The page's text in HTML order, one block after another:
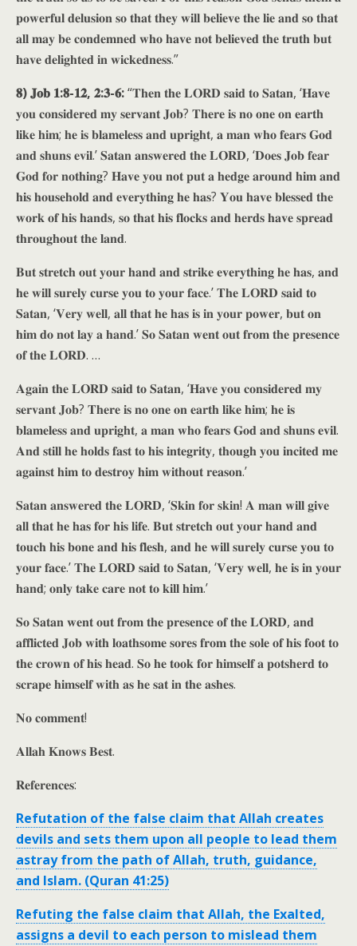
𝐩𝐨𝐰𝐞𝐫𝐟𝐮𝐥 𝐝𝐞𝐥𝐮𝐬𝐢𝐨𝐧 𝐬𝐨 𝐭𝐡𝐚𝐭 𝐭𝐡𝐞𝐲 𝐰𝐢𝐥𝐥 𝐛𝐞𝐥𝐢𝐞𝐯𝐞 𝐭𝐡𝐞 𝐥𝐢𝐞 𝐚𝐧𝐝 𝐬𝐨 𝐭𝐡𝐚𝐭
𝐚𝐥𝐥 𝐦𝐚𝐲 𝐛𝐞 𝐜𝐨𝐧𝐝𝐞𝐦𝐧𝐞𝐝 𝐰𝐡𝐨 𝐡𝐚𝐯𝐞 𝐧𝐨𝐭 𝐛𝐞𝐥𝐢𝐞𝐯𝐞𝐝 𝐭𝐡𝐞 𝐭𝐫𝐮𝐭𝐡 𝐛𝐮𝐭
𝐡𝐚𝐯𝐞 𝐝𝐞𝐥𝐢𝐠𝐡𝐭𝐞𝐝 𝐢𝐧 𝐰𝐢𝐜𝐤𝐞𝐝𝐧𝐞𝐬𝐬.”
𝟖) 𝐉𝐨𝐛 𝟏:𝟖-𝟏𝟐, 𝟐:𝟑-𝟔:“𝐓𝐡𝐞𝐧 𝐭𝐡𝐞 𝐋𝐎𝐑𝐃 𝐬𝐚𝐢𝐝 𝐭𝐨 𝐒𝐚𝐭𝐚𝐧, ‘𝐇𝐚𝐯𝐞
𝐲𝐨𝐮 𝐜𝐨𝐧𝐬𝐢𝐝𝐞𝐫𝐞𝐝 𝐦𝐲 𝐬𝐞𝐫𝐯𝐚𝐧𝐭 𝐉𝐨𝐛? 𝐓𝐡𝐞𝐫𝐞 𝐢𝐬 𝐧𝐨 𝐨𝐧𝐞 𝐨𝐧 𝐞𝐚𝐫𝐭𝐡
𝐥𝐢𝐤𝐞 𝐡𝐢𝐦; 𝐡𝐞 𝐢𝐬 𝐛𝐥𝐚𝐦𝐞𝐥𝐞𝐬𝐬 𝐚𝐧𝐝 𝐮𝐩𝐫𝐢𝐠𝐡𝐭, 𝐚 𝐦𝐚𝐧 𝐰𝐡𝐨 𝐟𝐞𝐚𝐫𝐬 𝐆𝐨𝐝
𝐚𝐧𝐝 𝐬𝐡𝐮𝐧𝐬 𝐞𝐯𝐢𝐥.’ 𝐒𝐚𝐭𝐚𝐧 𝐚𝐧𝐬𝐰𝐞𝐫𝐞𝐝 𝐭𝐡𝐞 𝐋𝐎𝐑𝐃, ‘𝐃𝐨𝐞𝐬 𝐉𝐨𝐛 𝐟𝐞𝐚𝐫
𝐆𝐨𝐝 𝐟𝐨𝐫 𝐧𝐨𝐭𝐡𝐢𝐧𝐠? 𝐇𝐚𝐯𝐞 𝐲𝐨𝐮 𝐧𝐨𝐭 𝐩𝐮𝐭 𝐚 𝐡𝐞𝐝𝐠𝐞 𝐚𝐫𝐨𝐮𝐧𝐝 𝐡𝐢𝐦 𝐚𝐧𝐝
𝐡𝐢𝐬 𝐡𝐨𝐮𝐬𝐞𝐡𝐨𝐥𝐝 𝐚𝐧𝐝 𝐞𝐯𝐞𝐫𝐲𝐭𝐡𝐢𝐧𝐠 𝐡𝐞 𝐡𝐚𝐬? 𝐘𝐨𝐮 𝐡𝐚𝐯𝐞 𝐛𝐥𝐞𝐬𝐬𝐞𝐝 𝐭𝐡𝐞
𝐰𝐨𝐫𝐤 𝐨𝐟 𝐡𝐢𝐬 𝐡𝐚𝐧𝐝𝐬, 𝐬𝐨 𝐭𝐡𝐚𝐭 𝐡𝐢𝐬 𝐟𝐥𝐨𝐜𝐤𝐬 𝐚𝐧𝐝 𝐡𝐞𝐫𝐝𝐬 𝐡𝐚𝐯𝐞 𝐬𝐩𝐫𝐞𝐚𝐝
𝐭𝐡𝐫𝐨𝐮𝐠𝐡𝐨𝐮𝐭 𝐭𝐡𝐞 𝐥𝐚𝐧𝐝.
𝐁𝐮𝐭 𝐬𝐭𝐫𝐞𝐭𝐜𝐡 𝐨𝐮𝐭 𝐲𝐨𝐮𝐫 𝐡𝐚𝐧𝐝 𝐚𝐧𝐝 𝐬𝐭𝐫𝐢𝐤𝐞 𝐞𝐯𝐞𝐫𝐲𝐭𝐡𝐢𝐧𝐠 𝐡𝐞 𝐡𝐚𝐬, 𝐚𝐧𝐝
𝐡𝐞 𝐰𝐢𝐥𝐥 𝐬𝐮𝐫𝐞𝐥𝐲 𝐜𝐮𝐫𝐬𝐞 𝐲𝐨𝐮 𝐭𝐨 𝐲𝐨𝐮𝐫 𝐟𝐚𝐜𝐞.’ 𝐓𝐡𝐞 𝐋𝐎𝐑𝐃 𝐬𝐚𝐢𝐝 𝐭𝐨
𝐒𝐚𝐭𝐚𝐧, ‘𝐕𝐞𝐫𝐲 𝐰𝐞𝐥𝐥, 𝐚𝐥𝐥 𝐭𝐡𝐚𝐭 𝐡𝐞 𝐡𝐚𝐬 𝐢𝐬 𝐢𝐧 𝐲𝐨𝐮𝐫 𝐩𝐨𝐰𝐞𝐫, 𝐛𝐮𝐭 𝐨𝐧
𝐡𝐢𝐦 𝐝𝐨 𝐧𝐨𝐭 𝐥𝐚𝐲 𝐚 𝐡𝐚𝐧𝐝.’ 𝐒𝐨 𝐒𝐚𝐭𝐚𝐧 𝐰𝐞𝐧𝐭 𝐨𝐮𝐭 𝐟𝐫𝐨𝐦 𝐭𝐡𝐞 𝐩𝐫𝐞𝐬𝐞𝐧𝐜𝐞
𝐨𝐟 𝐭𝐡𝐞 𝐋𝐎𝐑𝐃. …
𝐀𝐠𝐚𝐢𝐧 𝐭𝐡𝐞 𝐋𝐎𝐑𝐃 𝐬𝐚𝐢𝐝 𝐭𝐨 𝐒𝐚𝐭𝐚𝐧, ‘𝐇𝐚𝐯𝐞 𝐲𝐨𝐮 𝐜𝐨𝐧𝐬𝐢𝐝𝐞𝐫𝐞𝐝 𝐦𝐲
𝐬𝐞𝐫𝐯𝐚𝐧𝐭 𝐉𝐨𝐛? 𝐓𝐡𝐞𝐫𝐞 𝐢𝐬 𝐧𝐨 𝐨𝐧𝐞 𝐨𝐧 𝐞𝐚𝐫𝐭𝐡 𝐥𝐢𝐤𝐞 𝐡𝐢𝐦; 𝐡𝐞 𝐢𝐬
𝐛𝐥𝐚𝐦𝐞𝐥𝐞𝐬𝐬 𝐚𝐧𝐝 𝐮𝐩𝐫𝐢𝐠𝐡𝐭, 𝐚 𝐦𝐚𝐧 𝐰𝐡𝐨 𝐟𝐞𝐚𝐫𝐬 𝐆𝐨𝐝 𝐚𝐧𝐝 𝐬𝐡𝐮𝐧𝐬 𝐞𝐯𝐢𝐥.
𝐀𝐧𝐝 𝐬𝐭𝐢𝐥𝐥 𝐡𝐞 𝐡𝐨𝐥𝐝𝐬 𝐟𝐚𝐬𝐭 𝐭𝐨 𝐡𝐢𝐬 𝐢𝐧𝐭𝐞𝐠𝐫𝐢𝐭𝐲, 𝐭𝐡𝐨𝐮𝐠𝐡 𝐲𝐨𝐮 𝐢𝐧𝐜𝐢𝐭𝐞𝐝 𝐦𝐞
𝐚𝐠𝐚𝐢𝐧𝐬𝐭 𝐡𝐢𝐦 𝐭𝐨 𝐝𝐞𝐬𝐭𝐫𝐨𝐲 𝐡𝐢𝐦 𝐰𝐢𝐭𝐡𝐨𝐮𝐭 𝐫𝐞𝐚𝐬𝐨𝐧.’
𝐒𝐚𝐭𝐚𝐧 𝐚𝐧𝐬𝐰𝐞𝐫𝐞𝐝 𝐭𝐡𝐞 𝐋𝐎𝐑𝐃, ‘𝐒𝐤𝐢𝐧 𝐟𝐨𝐫 𝐬𝐤𝐢𝐧! 𝐀 𝐦𝐚𝐧 𝐰𝐢𝐥𝐥 𝐠𝐢𝐯𝐞
𝐚𝐥𝐥 𝐭𝐡𝐚𝐭 𝐡𝐞 𝐡𝐚𝐬 𝐟𝐨𝐫 𝐡𝐢𝐬 𝐥𝐢𝐟𝐞. 𝐁𝐮𝐭 𝐬𝐭𝐫𝐞𝐭𝐜𝐡 𝐨𝐮𝐭 𝐲𝐨𝐮𝐫 𝐡𝐚𝐧𝐝 𝐚𝐧𝐝
𝐭𝐨𝐮𝐜𝐡 𝐡𝐢𝐬 𝐛𝐨𝐧𝐞 𝐚𝐧𝐝 𝐡𝐢𝐬 𝐟𝐥𝐞𝐬𝐡, 𝐚𝐧𝐝 𝐡𝐞 𝐰𝐢𝐥𝐥 𝐬𝐮𝐫𝐞𝐥𝐲 𝐜𝐮𝐫𝐬𝐞 𝐲𝐨𝐮 𝐭𝐨
𝐲𝐨𝐮𝐫 𝐟𝐚𝐜𝐞.’ 𝐓𝐡𝐞 𝐋𝐎𝐑𝐃 𝐬𝐚𝐢𝐝 𝐭𝐨 𝐒𝐚𝐭𝐚𝐧, ‘𝐕𝐞𝐫𝐲 𝐰𝐞𝐥𝐥, 𝐡𝐞 𝐢𝐬 𝐢𝐧 𝐲𝐨𝐮𝐫
𝐡𝐚𝐧𝐝; 𝐨𝐧𝐥𝐲 𝐭𝐚𝐤𝐞 𝐜𝐚𝐫𝐞 𝐧𝐨𝐭 𝐭𝐨 𝐤𝐢𝐥𝐥 𝐡𝐢𝐦.’
𝐒𝐨 𝐒𝐚𝐭𝐚𝐧 𝐰𝐞𝐧𝐭 𝐨𝐮𝐭 𝐟𝐫𝐨𝐦 𝐭𝐡𝐞 𝐩𝐫𝐞𝐬𝐞𝐧𝐜𝐞 𝐨𝐟 𝐭𝐡𝐞 𝐋𝐎𝐑𝐃, 𝐚𝐧𝐝
𝐚𝐟𝐟𝐥𝐢𝐜𝐭𝐞𝐝 𝐉𝐨𝐛 𝐰𝐢𝐭𝐡 𝐥𝐨𝐚𝐭𝐡𝐬𝐨𝐦𝐞 𝐬𝐨𝐫𝐞𝐬 𝐟𝐫𝐨𝐦 𝐭𝐡𝐞 𝐬𝐨𝐥𝐞 𝐨𝐟 𝐡𝐢𝐬 𝐟𝐨𝐨𝐭 𝐭𝐨
𝐭𝐡𝐞 𝐜𝐫𝐨𝐰𝐧 𝐨𝐟 𝐡𝐢𝐬 𝐡𝐞𝐚𝐝. 𝐒𝐨 𝐡𝐞 𝐭𝐨𝐨𝐤 𝐟𝐨𝐫 𝐡𝐢𝐦𝐬𝐞𝐥𝐟 𝐚 𝐩𝐨𝐭𝐬𝐡𝐞𝐫𝐝 𝐭𝐨
𝐬𝐜𝐫𝐚𝐩𝐞 𝐡𝐢𝐦𝐬𝐞𝐥𝐟 𝐰𝐢𝐭𝐡 𝐚𝐬 𝐡𝐞 𝐬𝐚𝐭 𝐢𝐧 𝐭𝐡𝐞 𝐚𝐬𝐡𝐞𝐬.
𝐍𝐨 𝐜𝐨𝐦𝐦𝐞𝐧𝐭!
𝐀𝐥𝐥𝐚𝐡 𝐊𝐧𝐨𝐰𝐬 𝐁𝐞𝐬𝐭.
𝐑𝐞𝐟𝐞𝐫𝐞𝐧𝐜𝐞𝐬:
Refutation of the false claim that Allah creates
devils and sets them upon all people to lead them
astray from the path of Allah, truth, guidance,
and Islam. (Quran 41:25)
Refuting the false claim that Allah, the Exalted,
assigns a devil to each person to mislead them